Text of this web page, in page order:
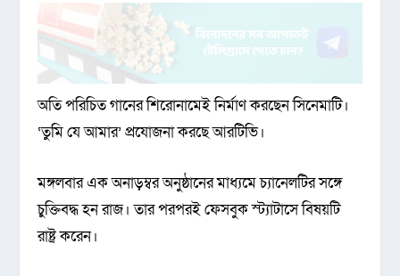
অতি পরিচিত গানের শিরোনামেই নির্মাণ করছেন সিনেমাটি।
‘তুমি যে আমার’ প্রযোজনা করছে আরটিভি।
মঙ্গলবার এক অনাড়ম্বর অনুষ্ঠানের মাধ্যমে চ্যানেলটির সঙ্গে
চুক্তিবদ্ধ হন রাজ। তার পরপরই ফেসবুক স্ট্যাটাসে বিষয়টি
রাষ্ট্র করেন।